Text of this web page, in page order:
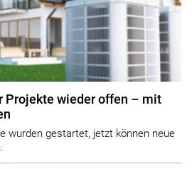
Projekte wieder offen – mit
wurden gestartet, jetzt können neue